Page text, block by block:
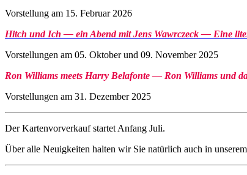
Vorstellung am 15. Februar 2026
Hitch und Ich — ein Abend mit Jens Wawrczeck — Eine
Vorstellungen am 05. Oktober und 09. November 2025
Ron Williams meets Harry Belafonte — Ron Williams und
Vorstellungen am 31. Dezember 2025
Der Kartenvorverkauf startet Anfang Juli.
Über alle Neuigkeiten halten wir Sie natürlich auch in unserem